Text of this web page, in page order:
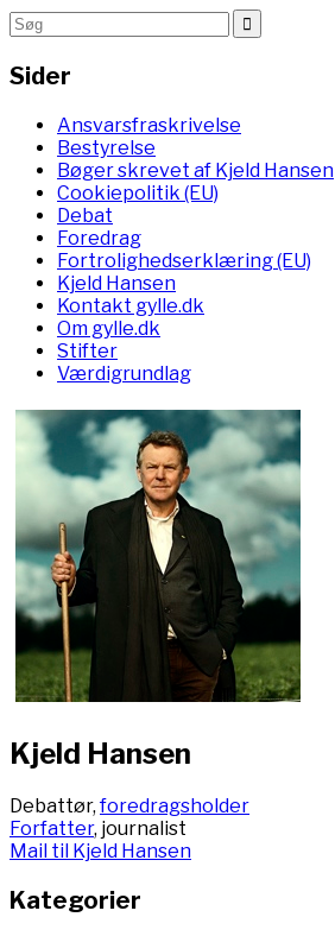
Sider
Ansvarsfraskrivelse
Bestyrelse
Bøger skrevet af Kjeld Hansen
Cookiepolitik (EU)
Debat
Foredrag
Fortrolighedserklæring (EU)
Kjeld Hansen
Kontakt gylle.dk
Om gylle.dk
Stifter
Værdigrundlag
Kjeld Hansen
Debattør,foredragsholder
Forfatter, journalist
Mail til Kjeld Hansen
Kategorier